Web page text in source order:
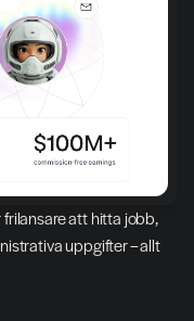
att hitta jobb,
uppgifter – allt